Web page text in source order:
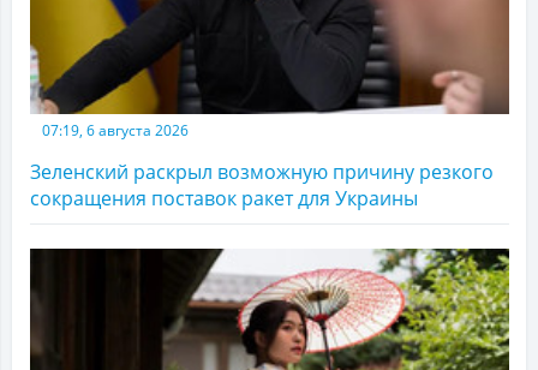
07:19, 6 августа 2026
Зеленский раскрыл возможную причину резкого
сокращения поставок ракет для Украины